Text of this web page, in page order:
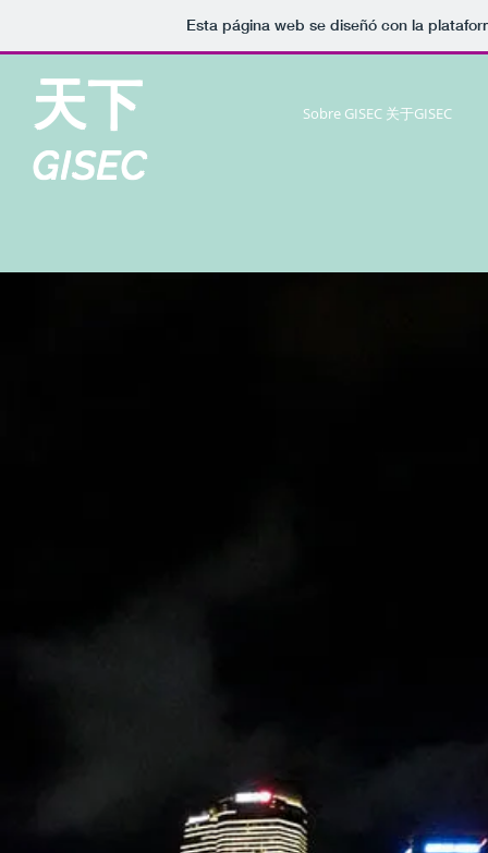
Esta página web se diseñó con la
天下
GISEC
Sobre GISEC 关于GISEC